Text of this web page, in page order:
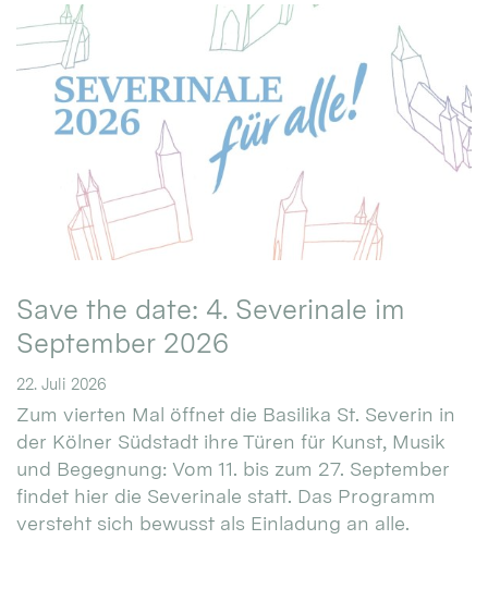
Save the date: 4. Severinale im
September 2026
22. Juli 2026
Zum vierten Mal öffnet die Basilika St. Severin in
der Kölner Südstadt ihre Türen für Kunst, Musik
und Begegnung: Vom 11. bis zum 27. September
findet hier die Severinale statt. Das Programm
versteht sich bewusst als Einladung an alle.